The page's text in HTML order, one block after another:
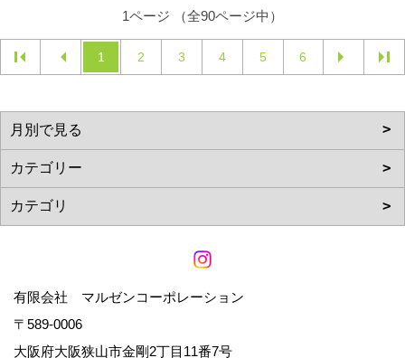
1ページ （全90ページ中）
1 2 3 4 5 6
有限会社 マルゼンコーポレーション
〒589-0006
大阪府大阪狭山市金剛2丁目11番7号